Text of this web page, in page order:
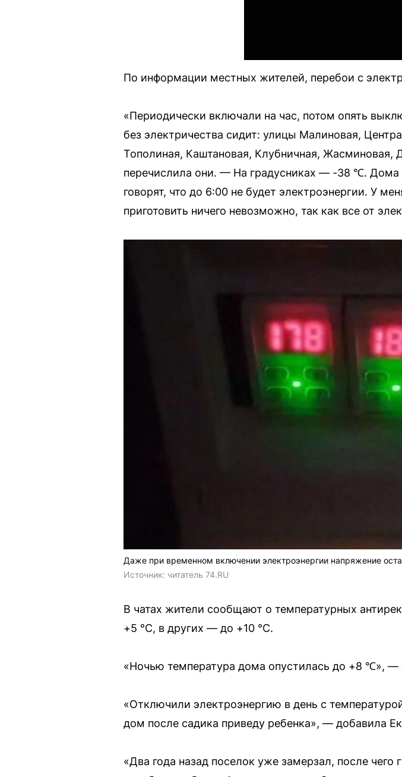
По информации местных жителей, перебои с
«Периодически включали на час, потом опять
без электричества сидит: улицы Малиновая,
Тополиная, Каштановая, Клубничная, Жасминовая,
перечислила они. — На градусниках — -38 ℃. Дома
говорят, что до 6:00 не будет электроэнергии. У
приготовить ничего невозможно, так как все от
Даже при временном включении электроэнергии напряжение
Источник: читатель 74.RU
В чатах жители сообщают о температурных
+5 °C, в других — до +10 °C.
«Ночью температура дома опустилась до +8 ℃», —
«Отключили электроэнергию в день с
дом после садика приведу ребенка», — добавила
«Два года назад поселок уже замерзал, после